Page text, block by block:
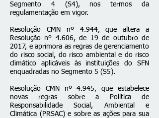
Segmento 4 (S4), nos termos da
regulamentação em vigor.
Resolução CMN nº 4.944, que altera a
Resolução nº 4.606, de 19 de outubro de
2017, e aprimora as regras de gerenciamento
do risco social, do risco ambiental e do risco
climático aplicáveis às instituições do SFN
enquadradas no Segmento 5 (S5).
Resolução CMN nº 4.945, que estabelece
novas regras sobre a Política de
Responsabilidade Social, Ambiental e
Climática (PRSAC) e sobre as ações para sua